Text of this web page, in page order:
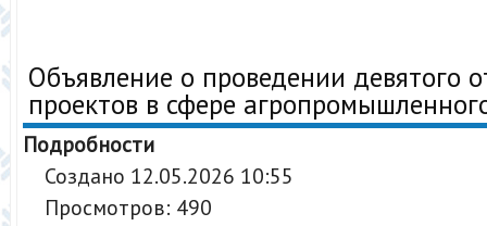
Объявление о проведении девятого
проектов в сфере
Подробности
Создано 12.05.2026 10:55
Просмотров: 490